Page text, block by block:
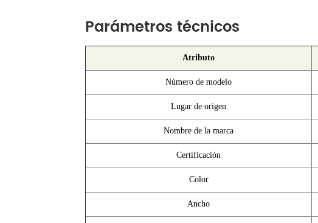
Parámetros técnicos
Atributo
Número de modelo
Lugar de origen
Nombre de la marca
Certificación
Color
Ancho